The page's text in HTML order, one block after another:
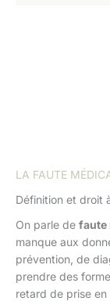
LA FAUTE
Définition et droit
On parle de faute
manque aux
prévention, de
prendre des
retard de prise